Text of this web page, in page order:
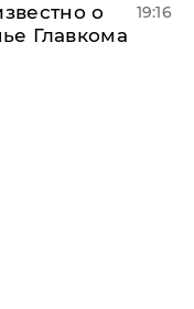
о
Главкома
19:16